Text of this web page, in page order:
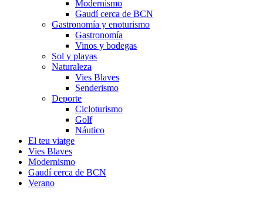
Modernismo
Gaudí cerca de BCN
Gastronomía y enoturismo
Gastronomía
Vinos y bodegas
Sol y playas
Naturaleza
Vies Blaves
Senderismo
Deporte
Cicloturismo
Golf
Náutico
El teu viatge
Vies Blaves
Modernismo
Gaudí cerca de BCN
Verano